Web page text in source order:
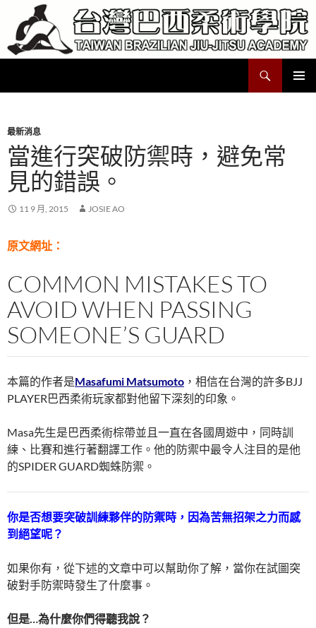
要
容
最新消息
當進行突破防禦時，避免常
見的錯誤。
11 9 月, 2015 JOSIE AO
原文網址：
COMMON MISTAKES TO
AVOID WHEN PASSING
SOMEONE’S GUARD
本篇的作者是Masafumi Matsumoto ，相信在台灣的許多BJJ
PLAYER巴西柔術玩家都對他留下深刻的印象。
Masa先生是巴西柔術棕帶並且一直在各國周遊中，同時訓
練、比賽和進行著翻譯工作。他的防禦中最令人注目的是他
的SPIDER GUARD蜘蛛防禦。
你是否想要突破訓練夥伴的防禦時，因為苦無招架之力而感
到絕望呢？
如果你有，從下述的文章中可以幫助你了解，當你在試圖突
破對手防禦時發生了什麼事。
但是…為什麼你們得聽我說？